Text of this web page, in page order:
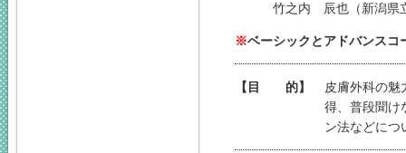
竹之内 辰也（新潟県
※ベーシックとアドバンスコ
【目 的】
皮膚外科の魅
得、普段聞け
ン法などにつ